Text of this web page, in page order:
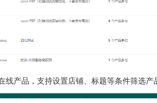
线产品，支持设置店铺、标题等条件筛选